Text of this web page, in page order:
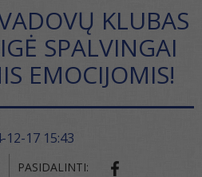
KLUBAS
SPALVINGAI
EMOCIJOMIS!
12-17 15:43
PASIDALINTI: